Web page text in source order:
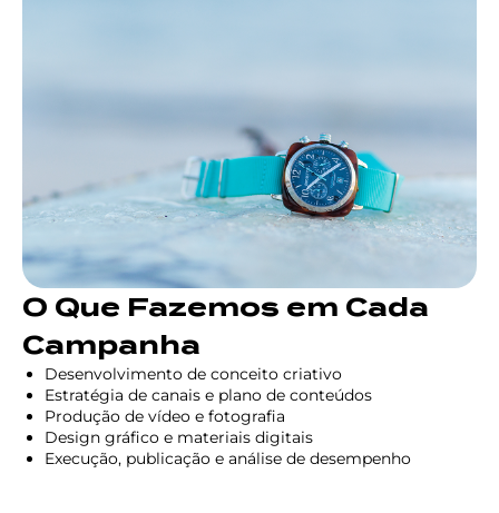
O Que Fazemos em Cada
Campanha
Desenvolvimento de conceito criativo
Estratégia de canais e plano de conteúdos
Produção de vídeo e fotografia
Design gráfico e materiais digitais
Execução, publicação e análise de desempenho